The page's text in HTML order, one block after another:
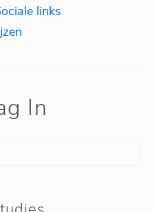
links
In